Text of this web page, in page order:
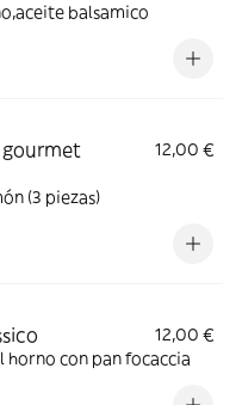
balsamico
12,00 €
(3 piezas)
12,00 €
horno con pan focaccia